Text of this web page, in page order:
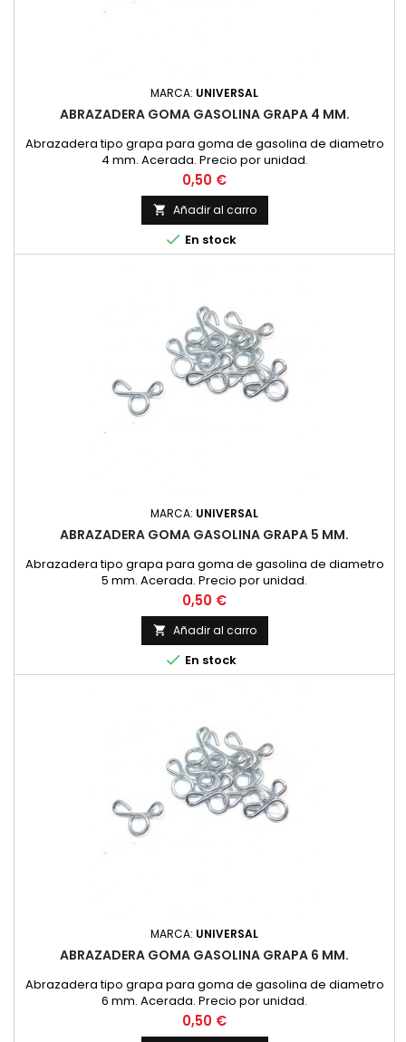
MARCA: UNIVERSAL
ABRAZADERA GOMA GASOLINA GRAPA 4 MM.
Abrazadera tipo grapa para goma de gasolina de diametro
4 mm. Acerada. Precio por unidad.
Precio
0,50 €
 Añadir al carro
 En stock
MARCA: UNIVERSAL
ABRAZADERA GOMA GASOLINA GRAPA 5 MM.
Abrazadera tipo grapa para goma de gasolina de diametro
5 mm. Acerada. Precio por unidad.
Precio
0,50 €
 Añadir al carro
 En stock
MARCA: UNIVERSAL
ABRAZADERA GOMA GASOLINA GRAPA 6 MM.
Abrazadera tipo grapa para goma de gasolina de diametro
6 mm. Acerada. Precio por unidad.
Precio
0,50 €